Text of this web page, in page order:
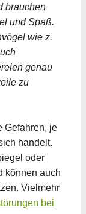
brauchen
und Spaß.
wie z.
genau
zu
Gefahren, je
handelt.
oder
können auch
Vielmehr
bei